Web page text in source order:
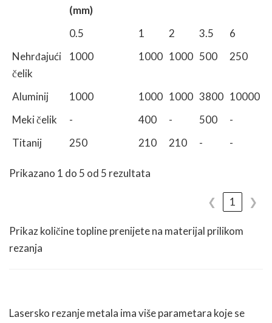
(mm)
0.5
1 2 3.5
6
Nehrđajući
čelik
1000 1000 1000 500 250
Aluminij 1000 1000 1000 3800 10000
Meki čelik
- 400 - 500
-
Titanij
250 210 210 - -
Prikazano 1 do 5 od 5 rezultata
❮ 1 ❯
Prikaz količine topline prenijete na materijal prilikom
rezanja
Lasersko rezanje metala ima više parametara koje se